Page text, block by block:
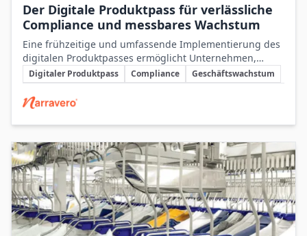
Der Digitale Produktpass für verlässliche
Compliance und messbares Wachstum
Eine frühzeitige und umfassende Implementierung des
digitalen Produktpasses ermöglicht Unternehmen,
gesetzliche Vorgaben zu erfüllen und gleichzeitig durch
digitale Produktdaten messbares Wachstum zu erzielen.
Schlüsselthemen
Digitaler Produktpass Compliance Geschäftswachstum
Beteiligte Unternehmen